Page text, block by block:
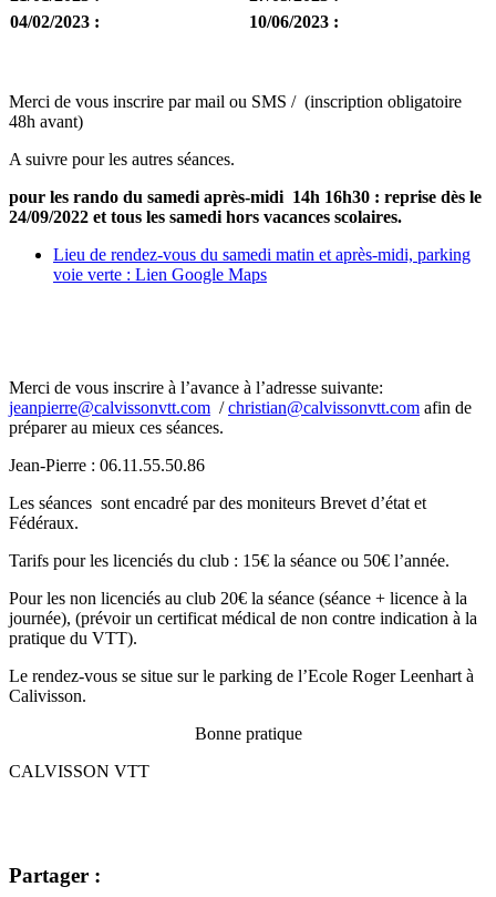
04/02/2023 :
10/06/2023 :
Merci de vous inscrire par mail ou SMS / (inscription obligatoire
48h avant)
A suivre pour les autres séances.
pour les rando du samedi après-midi 14h 16h30 : reprise dès le
24/09/2022 et tous les samedi hors vacances scolaires.
Lieu de rendez-vous du samedi matin et après-midi, parking
voie verte : Lien Google Maps
Merci de vous inscrire à l’avance à l’adresse suivante:
jeanpierre@calvissonvtt.com /christian@calvissonvtt.com afin de
préparer au mieux ces séances.
Jean-Pierre : 06.11.55.50.86
Les séances sont encadré par des moniteurs Brevet d’état et
Fédéraux.
Tarifs pour les licenciés du club : 15€ la séance ou 50€ l’année.
Pour les non licenciés au club 20€ la séance (séance + licence à la
journée), (prévoir un certificat médical de non contre indication à la
pratique du VTT).
Le rendez-vous se situe sur le parking de l’Ecole Roger Leenhart à
Calivisson.
Bonne pratique
CALVISSON VTT
Partager :